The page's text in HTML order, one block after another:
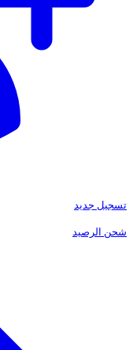
تسجيل جديد
شحن الرصيد